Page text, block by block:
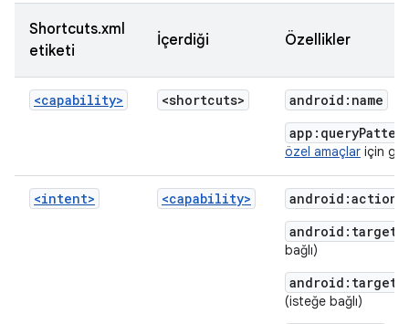
Shortcuts.xml
etiketi
İçerdiği Özellikler
<capability> <shortcuts>
android:name
özel amaçlar için
<intent> <capability> android:action
bağlı)
(isteğe bağlı)